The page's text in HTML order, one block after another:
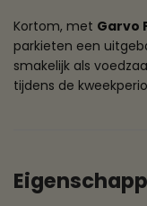
Kortom, met Garvo
parkieten een
smakelijk als
tijdens de